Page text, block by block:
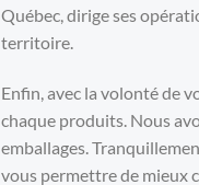
Québec, dirige ses
territoire.
Enfin, avec la volonté de
chaque produits. Nous
emballages.
vous permettre de mieux